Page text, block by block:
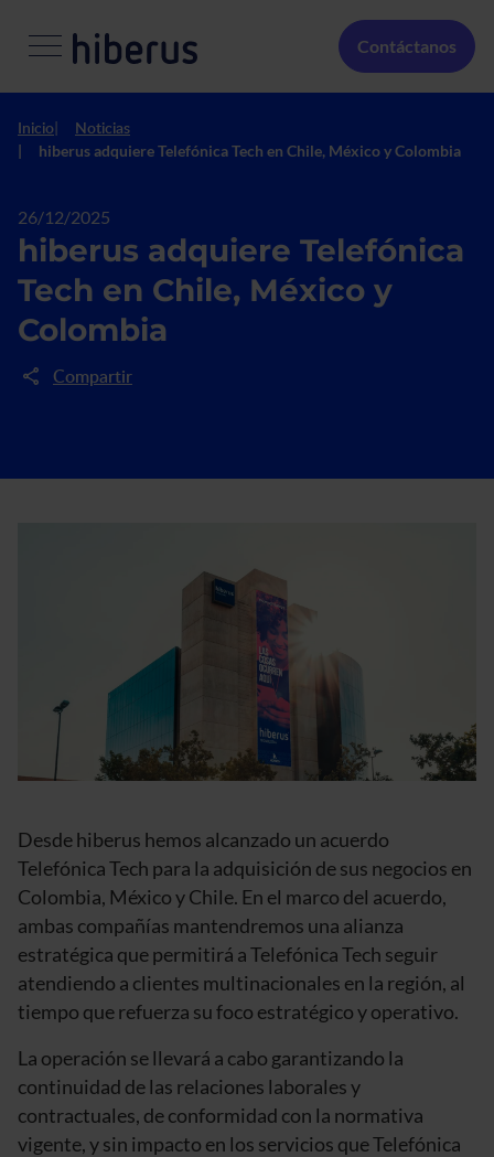
Menú Secundario
Contáctanos
Inicio Noticias
hiberus adquiere Telefónica Tech en Chile, México y Colombia
hiberus adquiere Telefónica
Tech en Chile, México y
Colombia
26/12/2025
Compartir
Desde hiberus hemos alcanzado un acuerdo
Telefónica Tech para la adquisición de sus negocios en
Colombia, México y Chile. En el marco del acuerdo,
ambas compañías mantendremos una alianza
estratégica que permitirá a Telefónica Tech seguir
atendiendo a clientes multinacionales en la región, al
tiempo que refuerza su foco estratégico y operativo.
La operación se llevará a cabo garantizando la
continuidad de las relaciones laborales y
contractuales, de conformidad con la normativa
vigente, y sin impacto en los servicios que Telefónica